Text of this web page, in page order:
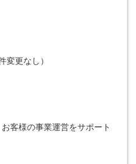
変更なし）
客様の事業運営をサポート